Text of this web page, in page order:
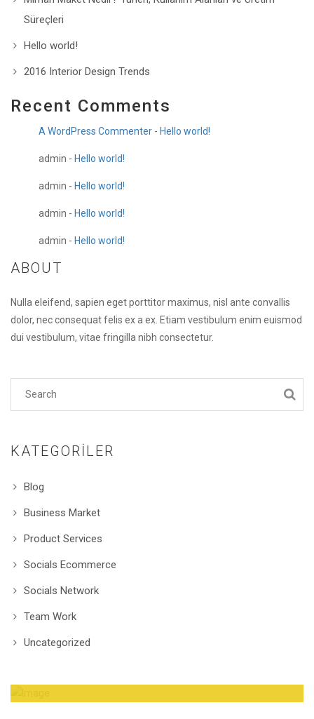
Süreçleri
Hello world!
2016 Interior Design Trends
Recent Comments
A WordPress Commenter - Hello world!
admin - Hello world!
admin - Hello world!
admin - Hello world!
admin - Hello world!
ABOUT
Nulla eleifend, sapien eget porttitor maximus, nisl ante convallis
dolor, nec consequat felis ex a ex. Etiam vestibulum enim euismod
dui vestibulum, vitae fringilla nibh consectetur.
KATEGORILER
Blog
Business Market
Product Services
Socials Ecommerce
Socials Network
Team Work
Uncategorized